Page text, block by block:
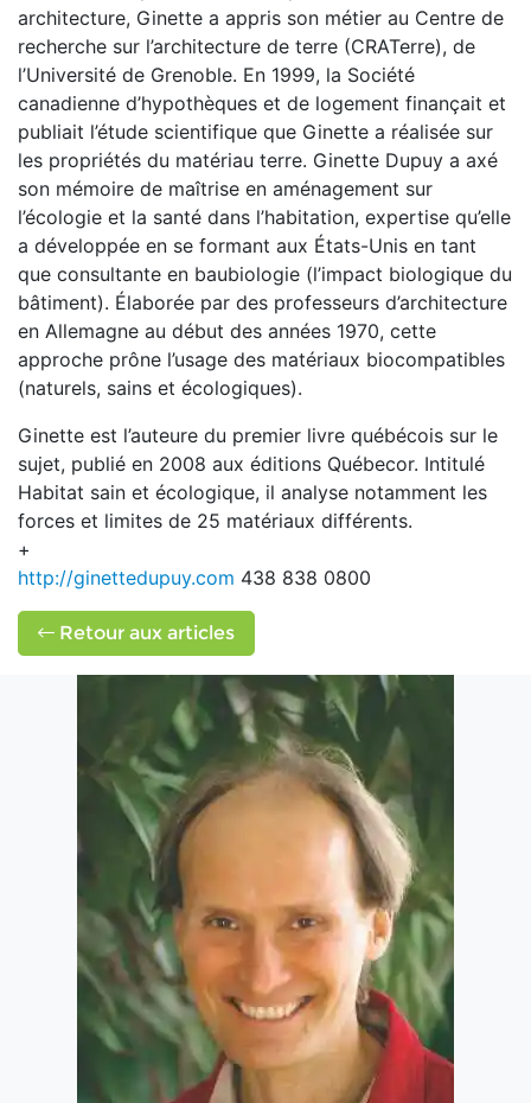
architecture, Ginette a appris son métier au Centre de
recherche sur l’architecture de terre (CRATerre), de
l’Université de Grenoble. En 1999, la Société
canadienne d’hypothèques et de logement finançait et
publiait l’étude scientifique que Ginette a réalisée sur
les propriétés du matériau terre. Ginette Dupuy a axé
son mémoire de maîtrise en aménagement sur
l’écologie et la santé dans l’habitation, expertise qu’elle
a développée en se formant aux États-Unis en tant
que consultante en baubiologie (l’impact biologique du
bâtiment). Élaborée par des professeurs d’architecture
en Allemagne au début des années 1970, cette
approche prône l’usage des matériaux biocompatibles
(naturels, sains et écologiques).
Ginette est l’auteure du premier livre québécois sur le
sujet, publié en 2008 aux éditions Québecor. Intitulé
Habitat sain et écologique, il analyse notamment les
forces et limites de 25 matériaux différents.
+
http://ginettedupuy.com 438 838 0800
Retour aux articles